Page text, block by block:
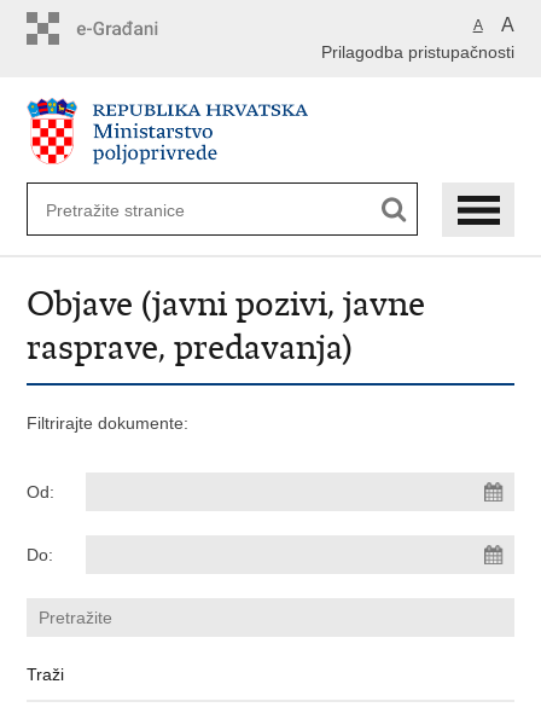
A A
Prilagodba pristupačnosti
Objave (javni pozivi, javne
rasprave, predavanja)
Filtrirajte dokumente:
Od:
Do: